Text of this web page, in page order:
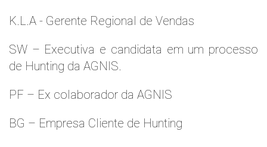
K.L.A - Gerente Regional de Vendas
SW – Executiva e candidata em um processo
de Hunting da AGNIS.
PF – Ex colaborador da AGNIS
BG – Empresa Cliente de Hunting